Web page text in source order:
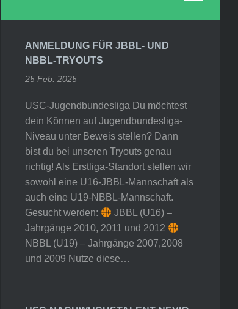
ANMELDUNG FÜR JBBL- UND
NBBL-TRYOUTS
25 Feb. 2025
USC-Jugendbundesliga Du möchtest
dein Können auf Jugendbundesliga-
Niveau unter Beweis stellen? Dann
bist du bei unseren Tryouts genau
richtig! Als Erstliga-Standort stellen wir
sowohl eine U16-JBBL-Mannschaft als
auch eine U19-NBBL-Mannschaft.
Gesucht werden:
JBBL (U16) –
Jahrgänge 2010, 2011 und 2012
NBBL (U19) – Jahrgänge 2007,2008
und 2009 Nutze diese…